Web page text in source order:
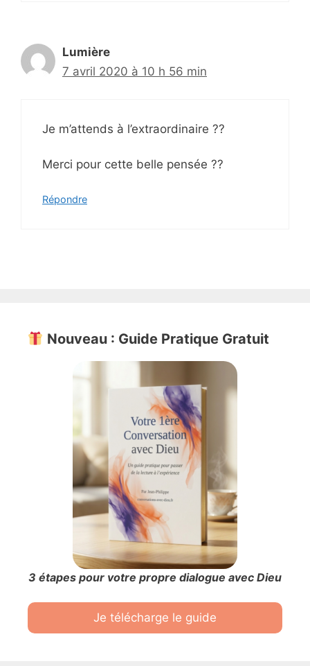
Lumière
7 avril 2020 à 10 h 56 min
Je m’attends à l’extraordinaire ??
Merci pour cette belle pensée ??
Répondre
Nouveau : Guide Pratique Gratuit
3 étapes pour votre propre dialogue avec Dieu
Je télécharge le guide